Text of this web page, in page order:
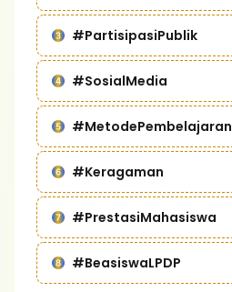
#PartisipasiPublik
#SosialMedia
#MetodePembelajaran
#Keragaman
#PrestasiMahasiswa
#BeasiswaLPDP